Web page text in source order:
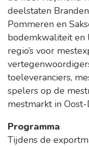
deelstaten
Pommeren en
bodemkwaliteit en
regio’s voor
toeleveranciers,
spelers op de
mestmarkt in
Programma
Tijdens de